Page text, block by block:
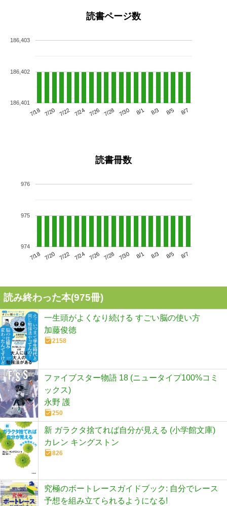
読書ページ数
7/18 7/20 7/22 7/24 7/26 7/28 7/30 8/1 8/3 8/5 8/7
186,401
186,402
186,403
読書冊数
7/18 7/20 7/22 7/24 7/26 7/28 7/30 8/1 8/3 8/5 8/7
974
975
976
読み終わった本(975冊)
一生頭がよくなり続ける すごい脳の使い方
加藤俊徳
2158
ファイブスター物語 18 (ニュータイプ100%コミ
ックス)
永野 護
250
新 ガラクタ捨てれば自分が見える (小学館文庫)
カレン キングストン
826
究極のボートレースガイドブック: 自分でレース
予想を組み立てられるようになる!